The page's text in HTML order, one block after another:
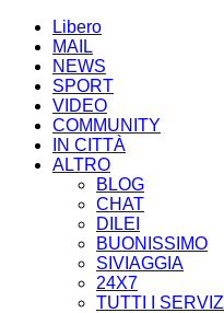
Libero
MAIL
NEWS
SPORT
VIDEO
COMMUNITY
IN CITTÀ
ALTRO
BLOG
CHAT
DILEI
BUONISSIMO
SIVIAGGIA
24X7
TUTTI I SERVIZI